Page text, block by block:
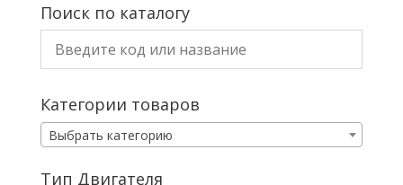
Поиск по каталогу
Категории товаров
Выбрать категорию
Тип Двигателя